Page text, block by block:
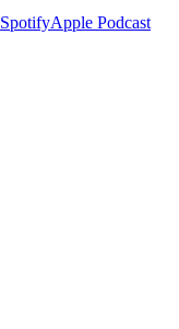
SpotifyApple Podcast